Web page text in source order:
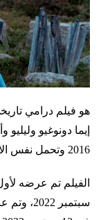
هو فيلم درامي
إيما دونوغيو
2016 وتحمل نفس الاسم من تأليف دوناغوي.
سبتمبر